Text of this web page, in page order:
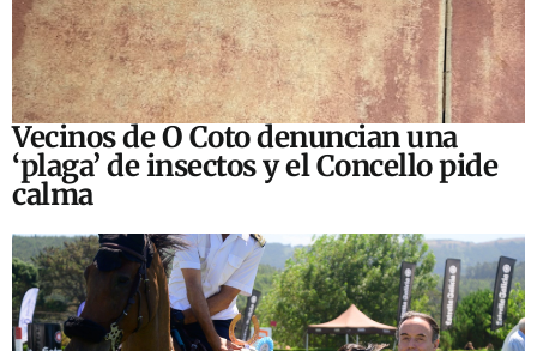
Vecinos de O Coto denuncian una
‘plaga’ de insectos y el Concello pide
calma